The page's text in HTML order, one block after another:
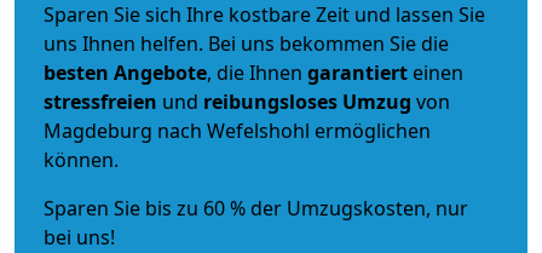
Sparen Sie sich Ihre kostbare Zeit und lassen Sie
uns Ihnen helfen. Bei uns bekommen Sie die
besten Angebote, die Ihnen garantiert einen
stressfreien und reibungsloses Umzug von
Magdeburg nach Wefelshohl ermöglichen
können.
Sparen Sie bis zu 60 % der Umzugskosten, nur
bei uns!